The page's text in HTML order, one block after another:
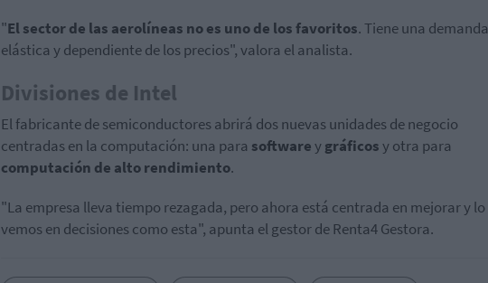
"El sector de las aerolíneas no es uno de los favoritos. Tiene una demanda
elástica y dependiente de los precios", valora el analista.
Divisiones de Intel
El fabricante de semiconductores abrirá dos nuevas unidades de negocio
centradas en la computación: una para softwareygráficosy otra para
computación de alto rendimiento.
"La empresa lleva tiempo rezagada, pero ahora está centrada en mejorar y lo
vemos en decisiones como esta", apunta el gestor de Renta4 Gestora.